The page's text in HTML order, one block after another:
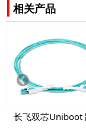
相关产品
长飞双芯Uniboot
Prev
ious